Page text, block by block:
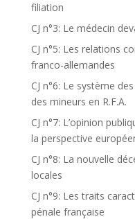
filiation
CJ n°3: Le médecin
CJ n°5: Les relations
franco-allemandes
CJ n°6: Le système
des mineurs en R.F.A.
CJ n°7: L’opinion
la perspective
CJ n°8: La nouvelle
locales
CJ n°9: Les traits
pénale française